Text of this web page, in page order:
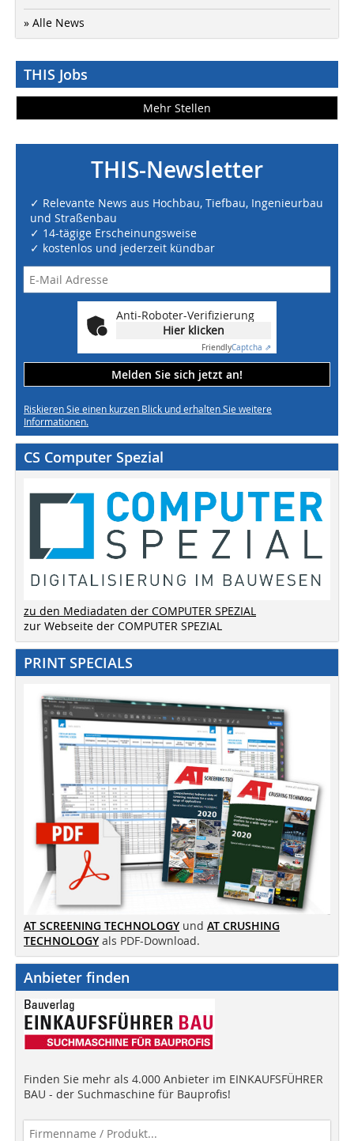
» Alle News
THIS Jobs
Mehr Stellen
THIS-Newsletter
✓ Relevante News aus Hochbau, Tiefbau, Ingenieurbau
und Straßenbau
✓ 14-tägige Erscheinungsweise
✓ kostenlos und jederzeit kündbar
Anti-Roboter-Verifizierung
Hier klicken
FriendlyCaptcha ⇗
Melden Sie sich jetzt an!
Riskieren Sie einen kurzen Blick und erhalten Sie weitere
Informationen.
CS Computer Spezial
zu den Mediadaten der COMPUTER SPEZIAL
zur Webseite der COMPUTER SPEZIAL
PRINT SPECIALS
AT SCREENING TECHNOLOGY und AT CRUSHING
TECHNOLOGY als PDF-Download.
Anbieter finden
Finden Sie mehr als 4.000 Anbieter im EINKAUFSFÜHRER
BAU - der Suchmaschine für Bauprofis!